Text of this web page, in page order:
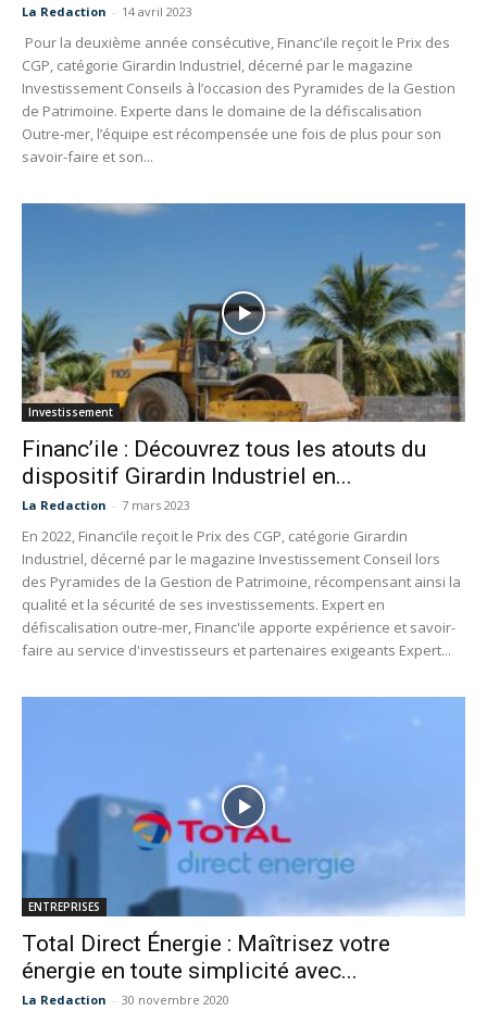
La Redaction - 14 avril 2023
Pour la deuxième année consécutive, Financ'ile reçoit le Prix des
CGP, catégorie Girardin Industriel, décerné par le magazine
Investissement Conseils à l’occasion des Pyramides de la Gestion
de Patrimoine. Experte dans le domaine de la défiscalisation
Outre-mer, l’équipe est récompensée une fois de plus pour son
savoir-faire et son...
Investissement
Financ’ile : Découvrez tous les atouts du
dispositif Girardin Industriel en...
La Redaction - 7 mars 2023
En 2022, Financ’ile reçoit le Prix des CGP, catégorie Girardin
Industriel, décerné par le magazine Investissement Conseil lors
des Pyramides de la Gestion de Patrimoine, récompensant ainsi la
qualité et la sécurité de ses investissements. Expert en
défiscalisation outre-mer, Financ'ile apporte expérience et savoir-
faire au service d'investisseurs et partenaires exigeants Expert...
ENTREPRISES
Total Direct Énergie : Maîtrisez votre
énergie en toute simplicité avec...
La Redaction - 30 novembre 2020